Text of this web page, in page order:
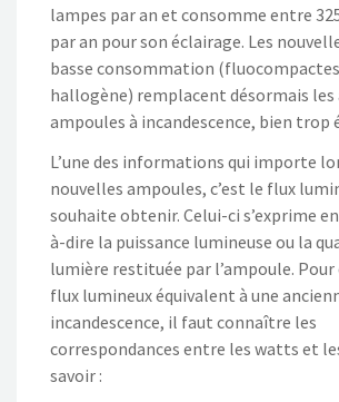
lampes par an et consomme entre
par an pour son éclairage. Les
basse consommation
hallogène) remplacent désormais les
ampoules à incandescence, bien trop
L’une des informations qui importe
nouvelles ampoules, c’est le flux
souhaite obtenir. Celui-ci s’exprime
à-dire la puissance lumineuse ou la
lumière restituée par l’ampoule.
flux lumineux équivalent à une
incandescence, il faut connaître les
correspondances entre les watts et
savoir :